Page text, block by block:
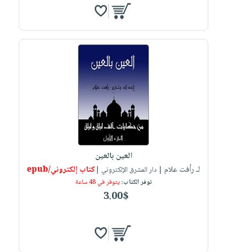
العين بالعين
لـ رأفت علام | دار المشرق الإلكتروني |كتاب إلكتروني/epub
توفر الكتاب:يتوفر في 48 ساعة
3.00$